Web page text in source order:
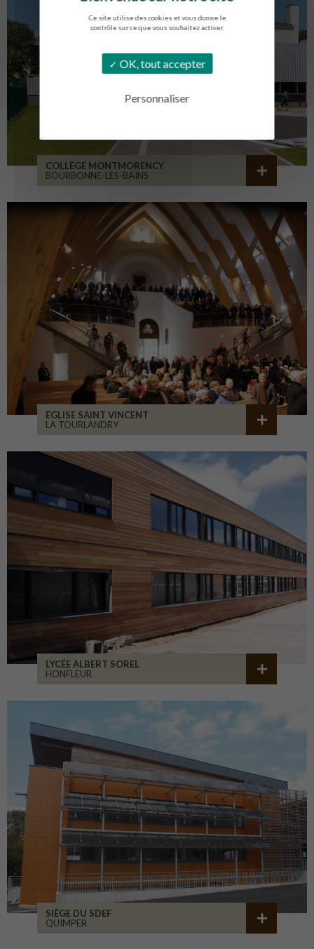
Ce site utilise des cookies et vous donne le
contrôle sur ce que vous souhaitez activer.
OK, tout accepter
Personnaliser
COLLÈGE MONTMORENCY
BOURBONNE-LES-BAINS
EGLISE SAINT VINCENT
LA TOURLANDRY
LYCÉE ALBERT SOREL
HONFLEUR
SIÈGE DU SDEF
QUIMPER